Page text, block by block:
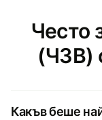
Често
(ЧЗВ)
Какъв беше